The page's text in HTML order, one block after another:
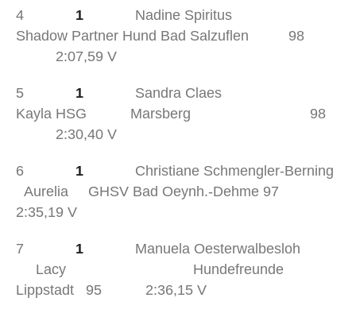
4 1 Nadine Spiritus
Shadow Partner Hund Bad Salzuflen 98
2:07,59 V
5 1 Sandra Claes
Kayla HSG Marsberg 98
2:30,40 V
6 1 Christiane Schmengler-Berning
Aurelia GHSV Bad Oeynh.-Dehme 97
2:35,19 V
7 1 Manuela Oesterwalbesloh
Lacy Hundefreunde
Lippstadt 95 2:36,15 V